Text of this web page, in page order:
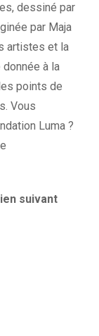
dessiné par
par Maja
artistes et la
à la
points de
Vous
Luma ?
suivant